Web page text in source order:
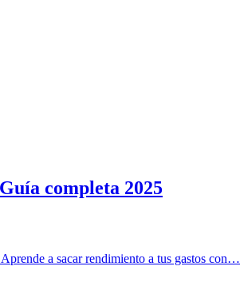
completa 2025
a sacar rendimiento a tus gastos con…